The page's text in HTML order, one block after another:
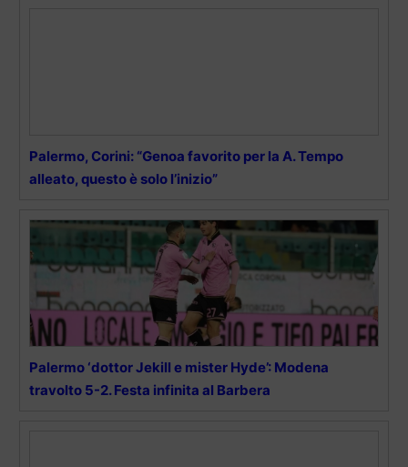
Palermo, Corini: “Genoa favorito per la A. Tempo
alleato, questo è solo l’inizio”
Palermo ‘dottor Jekill e mister Hyde’: Modena
travolto 5-2. Festa infinita al Barbera